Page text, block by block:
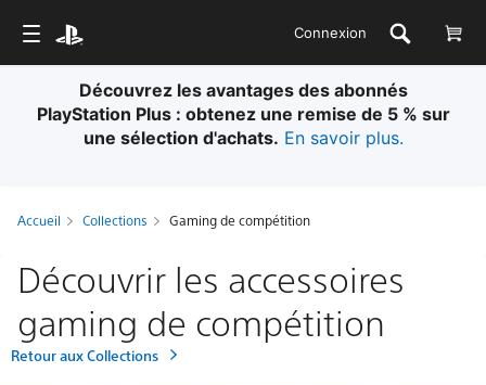
Connexion
Livraison standard gratuite pour toutes les
commandes. Des conditions s’appliquent. En savoir
plus.
Accueil Collections Gaming de compétition
Découvrir les accessoires
gaming de compétition
Retour aux Collections